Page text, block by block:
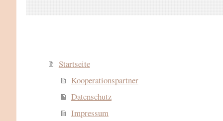
Startseite
Kooperationspartner
Datenschutz
Impressum